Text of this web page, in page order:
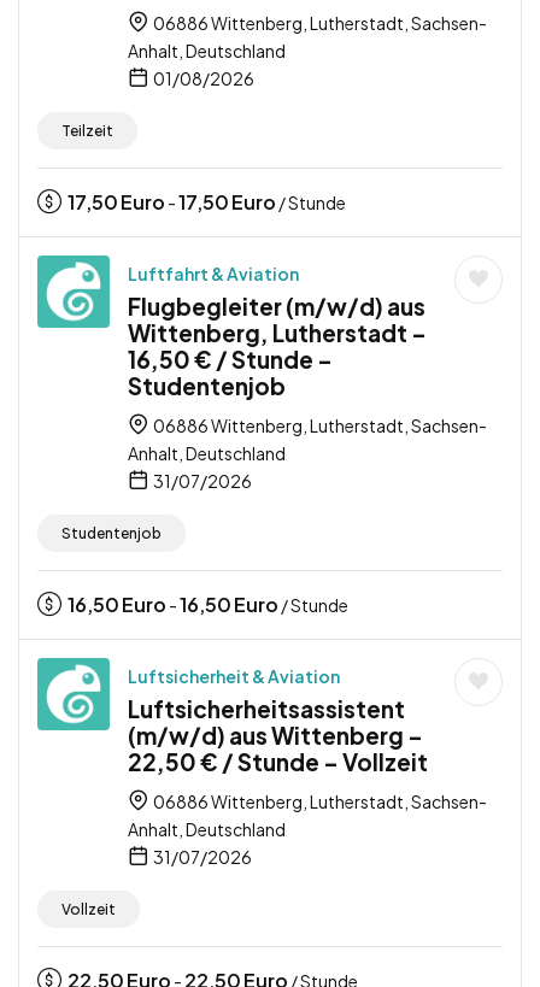
06886 Wittenberg, Lutherstadt, Sachsen-
Anhalt, Deutschland
01/08/2026
Teilzeit
17,50Euro -17,50Euro / Stunde
Luftfahrt & Aviation
Flugbegleiter (m/w/d) aus
Wittenberg, Lutherstadt –
16,50 € / Stunde –
Studentenjob
06886 Wittenberg, Lutherstadt, Sachsen-
Anhalt, Deutschland
31/07/2026
Studentenjob
16,50Euro -16,50Euro / Stunde
Luftsicherheit & Aviation
Luftsicherheitsassistent
(m/w/d) aus Wittenberg –
22,50 € / Stunde – Vollzeit
06886 Wittenberg, Lutherstadt, Sachsen-
Anhalt, Deutschland
31/07/2026
Vollzeit
22,50Euro - 22,50Euro / Stunde